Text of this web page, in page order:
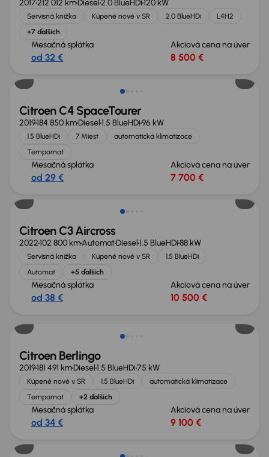
2017212 012 kmDiesel2.0 BlueHDi120 kW
Servisná knižka Kúpené nové v SR 2.0 BlueHDi
L4H2
+7 ďalších
Mesačná splátka
od 32 €
Akciová cena na úver
8 500 €
Citroen C4 SpaceTourer
2019184 850 kmDiesel1.5 BlueHDi96 kW
1.5 BlueHDi 7 Miest
automatická klimatizace
Tempomat
Mesačná splátka
od 29 €
Akciová cena na úver
7 700 €
Zlacnené o 1 000 €
Citroen C3 Aircross
2022102 800 kmAutomatDiesel1.5 BlueHDi88 kW
Servisná knižka Kúpené nové v SR
1.5 BlueHDi
Automat
+5 ďalších
Mesačná splátka
od 38 €
Akciová cena na úver
10 500 €
Citroen Berlingo
2019181 491 kmDiesel1.5 BlueHDi75 kW
Kúpené nové v SR 1.5 BlueHDi
automatická klimatizace
Tempomat
+2 ďalších
Mesačná splátka
od 34 €
Akciová cena na úver
9 100 €